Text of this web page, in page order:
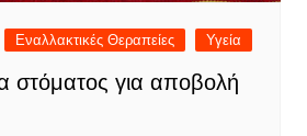
Εναλλακτικές Θεραπείες Υγεία
στόματος για αποβολή